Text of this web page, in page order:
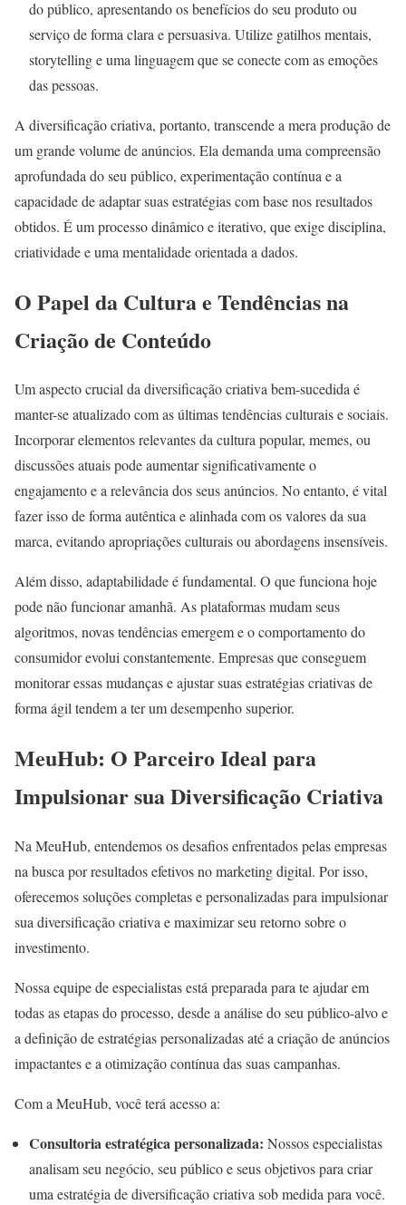
do público, apresentando os benefícios do seu produto ou
serviço de forma clara e persuasiva. Utilize gatilhos mentais,
storytelling e uma linguagem que se conecte com as emoções
das pessoas.
A diversificação criativa, portanto, transcende a mera produção de
um grande volume de anúncios. Ela demanda uma compreensão
aprofundada do seu público, experimentação contínua e a
capacidade de adaptar suas estratégias com base nos resultados
obtidos. É um processo dinâmico e iterativo, que exige disciplina,
criatividade e uma mentalidade orientada a dados.
O Papel da Cultura e Tendências na
Criação de Conteúdo
Um aspecto crucial da diversificação criativa bem-sucedida é
manter-se atualizado com as últimas tendências culturais e sociais.
Incorporar elementos relevantes da cultura popular, memes, ou
discussões atuais pode aumentar significativamente o
engajamento e a relevância dos seus anúncios. No entanto, é vital
fazer isso de forma autêntica e alinhada com os valores da sua
marca, evitando apropriações culturais ou abordagens insensíveis.
Além disso, adaptabilidade é fundamental. O que funciona hoje
pode não funcionar amanhã. As plataformas mudam seus
algoritmos, novas tendências emergem e o comportamento do
consumidor evolui constantemente. Empresas que conseguem
monitorar essas mudanças e ajustar suas estratégias criativas de
forma ágil tendem a ter um desempenho superior.
MeuHub: O Parceiro Ideal para
Impulsionar sua Diversificação Criativa
Na MeuHub, entendemos os desafios enfrentados pelas empresas
na busca por resultados efetivos no marketing digital. Por isso,
oferecemos soluções completas e personalizadas para impulsionar
sua diversificação criativa e maximizar seu retorno sobre o
investimento.
Nossa equipe de especialistas está preparada para te ajudar em
todas as etapas do processo, desde a análise do seu público-alvo e
a definição de estratégias personalizadas até a criação de anúncios
impactantes e a otimização contínua das suas campanhas.
Com a MeuHub, você terá acesso a:
Consultoria estratégica personalizada: Nossos especialistas
analisam seu negócio, seu público e seus objetivos para criar
uma estratégia de diversificação criativa sob medida para você.